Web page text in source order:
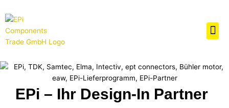
Inhalt
springen
EPi – Ihr Design-In Partner